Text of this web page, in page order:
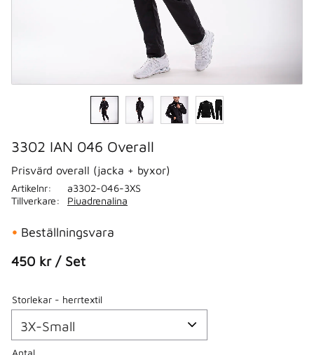
3302 IAN 046 Overall
Prisvärd overall (jacka + byxor)
450 kr / Set
Storlekar - herrtextil
Antal
Beställningsvara
Artikelnr
a3302-046-3XS
Tillverkare
Piuadrenalina